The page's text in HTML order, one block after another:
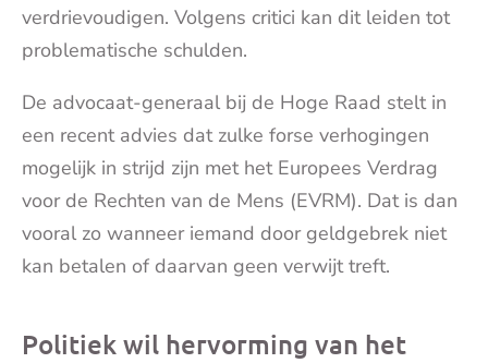
verdrievoudigen. Volgens critici kan dit leiden tot
problematische schulden.
De advocaat-generaal bij de Hoge Raad stelt in
een recent advies dat zulke forse verhogingen
mogelijk in strijd zijn met het Europees Verdrag
voor de Rechten van de Mens (EVRM). Dat is dan
vooral zo wanneer iemand door geldgebrek niet
kan betalen of daarvan geen verwijt treft.
Politiek wil hervorming van het